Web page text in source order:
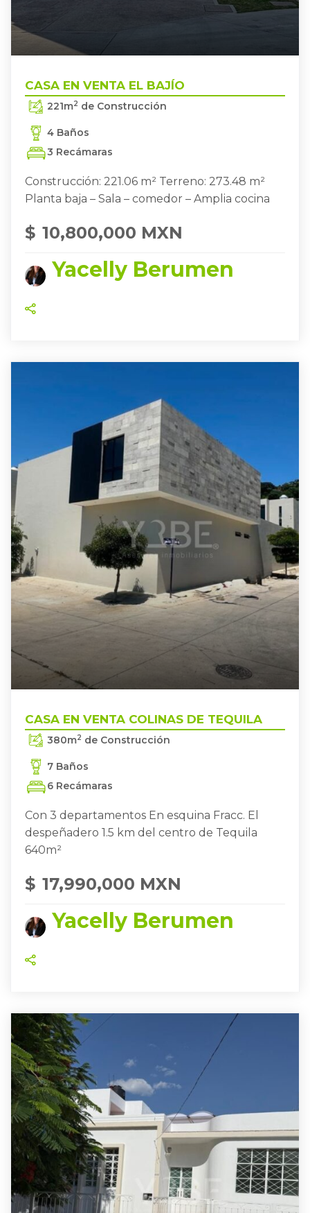
CASA EN VENTA EL BAJÍO
ZAPOPAN
CASA EN VENTA EL BAJÍO
221m2 de Construcción
4 Baños
3 Recámaras
Construcción: 221.06 m² Terreno: 273.48 m²
Planta baja – Sala – comedor – Amplia cocina
$ 10,800,000 MXN
Yacelly Berumen
CASA EN VENTA COLINAS DE
TEQUILA
CASA EN VENTA COLINAS DE TEQUILA
380m2 de Construcción
7 Baños
6 Recámaras
Con 3 departamentos En esquina Fracc. El
despeñadero 1.5 km del centro de Tequila
640m²
$ 17,990,000 MXN
Yacelly Berumen